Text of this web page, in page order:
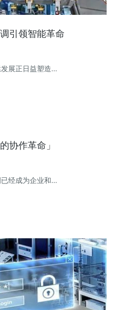
引领智能革命
展正日益塑造…
协作革命」
经成为企业和…